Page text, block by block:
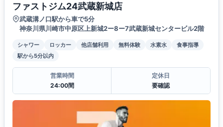
ファストジム24武蔵新城店
武蔵溝ノ口駅から車で5分
神奈川県川崎市中原区上新城2ー8ー7武蔵新城センタービル2階
シャワー ロッカー 他店舗利用 無料体験 水素水
食事指導
駅から5分以内
営業時間
24:00間
定休日
要確認